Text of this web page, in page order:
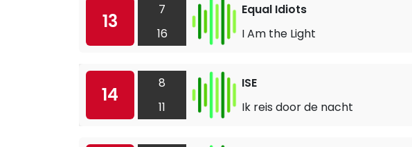
13
7
16
Equal Idiots
I Am the Light
14
8
11
ISE
Ik reis door de nacht